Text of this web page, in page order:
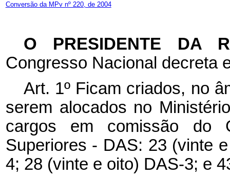
Conversão da MPv nº 220, de 2004
O PRESIDENTE DA
Congresso Nacional decreta
Art. 1º Ficam criados, no
serem alocados no
cargos em comissão do
Superiores - DAS: 23 (vinte
4; 28 (vinte e oito) DAS-3; e